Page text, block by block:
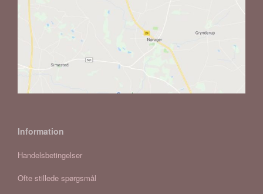
Information
Handelsbetingelser
Ofte stillede spørgsmål